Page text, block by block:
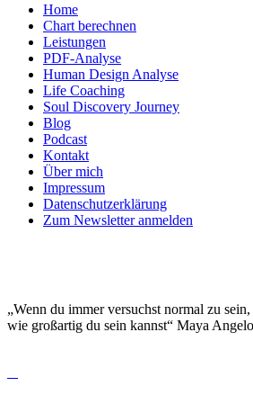
Home
Chart berechnen
Leistungen
PDF-Analyse
Human Design Analyse
Life Coaching
Soul Discovery Journey
Blog
Podcast
Kontakt
Über mich
Impressum
Datenschutzerklärung
Zum Newsletter anmelden
„Wenn du immer versuchst normal zu
wie großartig du sein kannst“ Maya